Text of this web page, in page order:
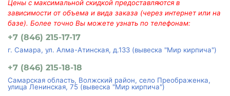
Цены с максимальной скидкой предоставляются в
зависимости от объема и вида заказа (через интернет или на
базе). Более точно Вы можете узнать по телефонам:
+7 (846) 215-17-17
г. Самара, ул. Алма-Атинская, д.133 (вывеска "Мир кирпича")
+7 (846) 215-18-18
Самарская область, Волжский район, село Преображенка,
улица Ленинская, 75 (вывеска "Мир кирпича")